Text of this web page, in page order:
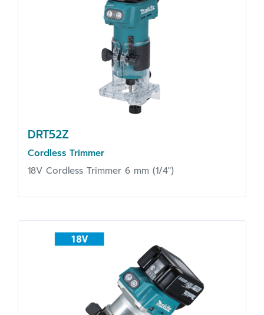
DRT52Z
Cordless Trimmer
18V Cordless Trimmer 6 mm (1/4")